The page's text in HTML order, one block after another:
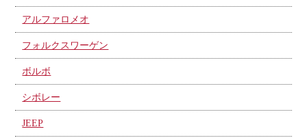
アルファロメオ
フォルクスワーゲン
ボルボ
シボレー
JEEP